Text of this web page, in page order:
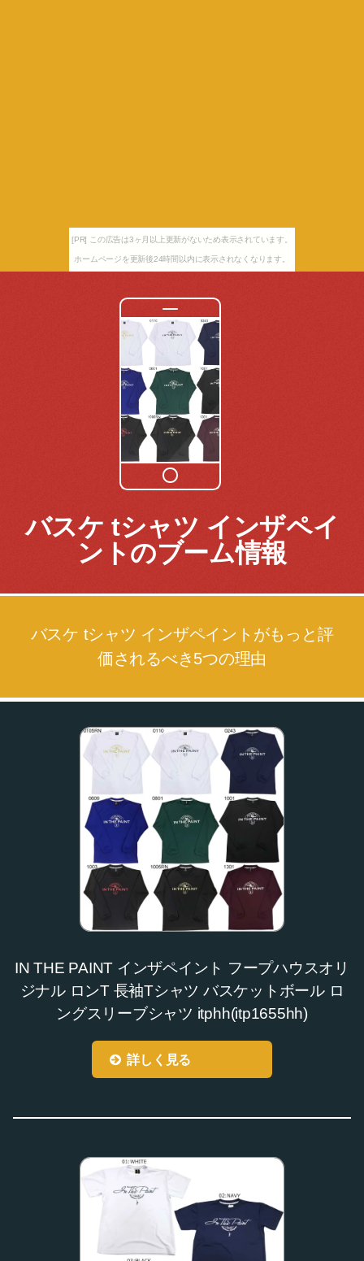
[PR] この広告は3ヶ月以上更新がないため表示されています。
ホームページを更新後24時間以内に表示されなくなります。
バスケ tシャツ インザペイ
ントのブーム情報
バスケ tシャツ インザペイントがもっと評
価されるべき5つの理由
IN THE PAINT インザペイント フープハウスオリ
ジナル ロンT 長袖Tシャツ バスケットボール ロ
ングスリーブシャツ itphh(itp1655hh)
詳しく見る